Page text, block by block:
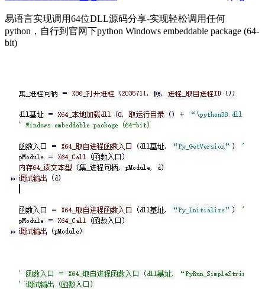
易语言实现调用64位DLL源码分享-实现轻松调用任何
python，自行到官网下python Windows embeddable package (64-
bit)